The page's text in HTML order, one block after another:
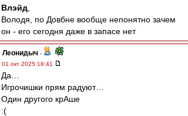
Влэйд
Володя, по Довбне вообще непонятно зачем
он - его сегодня даже в запасе нет
Леонидыч -
01 окт 2025 18:41
Да…
Игрочишки прям радуют…
Один другого крАше
:(